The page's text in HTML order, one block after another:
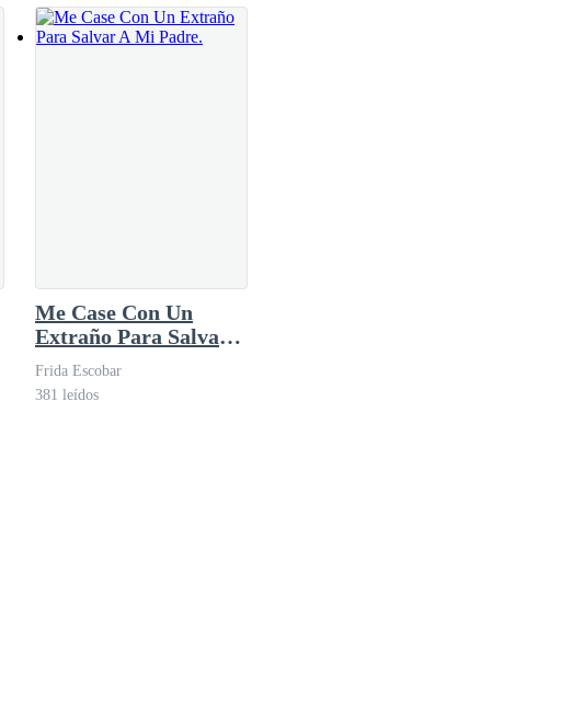
Me Case Con Un
Extraño Para Salvar
A Mi Padre.
Frida Escobar
381 leídos